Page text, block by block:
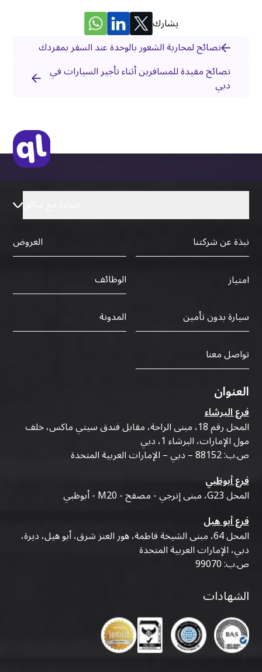
يشارك
نصائح لمحاربة الشعور بالوحدة عند السفر بمفردك
نصائح مفيدة للمسافرين أثناء تأجير السيارات في
دبي
نبذة عن شركتنا
العروض
امتياز
الوظائف
سيارة بدون تأمين
المدونة
تواصل معنا
العنوان
فرع البرشاء
المحل رقم 18، مبنى الراحة، مقابل فندق سيتي ماكس، خلف
مول الإمارات، البرشاء 1، دبي
ص.ب: 88152 – دبي – الإمارات العربية المتحدة
فرع أبوظبي
المحل G23، مبنى إنرجي - مصفح - M20 - أبوظبي
فرع أبو هيل
المحل 64، مبنى الشيخة فاطمة، هور العنز شرق، أبو هيل، ديرة،
دبي، الإمارات العربية المتحدة
ص.ب: 99070
الشهادات